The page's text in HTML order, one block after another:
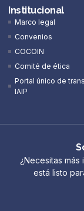
Institucional
Marco legal
Convenios
COCOIN
Comité de ética
Portal único de
IAIP
¿Necesitas más
está listo